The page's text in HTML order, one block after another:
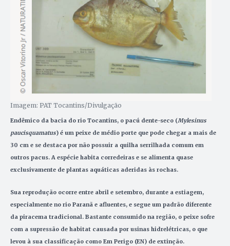
Imagem: PAT Tocantins/Divulgação
Endêmico da bacia do rio Tocantins, o pacú dente-seco (Mylesinus
paucisquamatus) é um peixe de médio porte que pode chegar a mais de
30 cm e se destaca por não possuir a quilha serrilhada comum em
outros pacus. A espécie habita corredeiras e se alimenta quase
exclusivamente de plantas aquáticas aderidas às rochas.
Sua reprodução ocorre entre abril e setembro, durante a estiagem,
especialmente no rio Paranã e afluentes, e segue um padrão diferente
da piracema tradicional. Bastante consumido na região, o peixe sofre
com a supressão de habitat causada por usinas hidrelétricas, o que
levou à sua classificação como Em Perigo (EN) de extinção.